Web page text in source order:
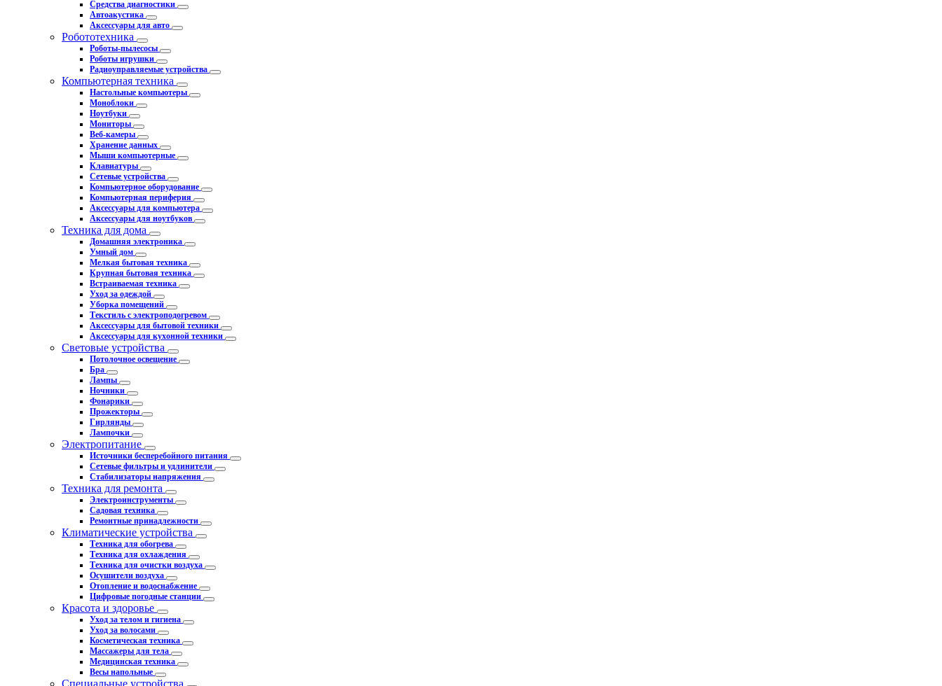
Средства диагностики
Автоакустика
Аксессуары для авто
Робототехника
Роботы-пылесосы
Роботы игрушки
Радиоуправляемые устройства
Компьютерная техника
Настольные компьютеры
Моноблоки
Ноутбуки
Мониторы
Веб-камеры
Хранение данных
Мыши компьютерные
Клавиатуры
Сетевые устройства
Компьютерное оборудование
Компьютерная периферия
Аксессуары для компьютера
Аксессуары для ноутбуков
Техника для дома
Домашняя электроника
Умный дом
Мелкая бытовая техника
Крупная бытовая техника
Встраиваемая техника
Уход за одеждой
Уборка помещений
Текстиль с электроподогревом
Аксессуары для бытовой техники
Аксессуары для кухонной техники
Световые устройства
Потолочное освещение
Бра
Лампы
Ночники
Фонарики
Прожекторы
Гирлянды
Лампочки
Электропитание
Источники бесперебойного питания
Сетевые фильтры и удлинители
Стабилизаторы напряжения
Техника для ремонта
Электроинструменты
Садовая техника
Ремонтные принадлежности
Климатические устройства
Техника для обогрева
Техника для охлаждения
Техника для очистки воздуха
Осушители воздуха
Отопление и водоснабжение
Цифровые погодные станции
Красота и здоровье
Уход за телом и гигиена
Уход за волосами
Косметическая техника
Массажеры для тела
Медицинская техника
Весы напольные